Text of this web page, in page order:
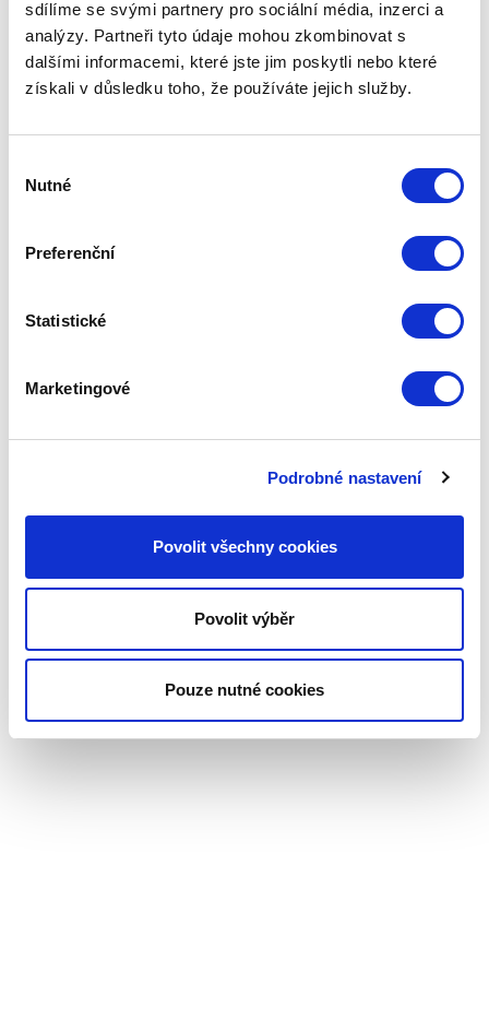
sdílíme se svými partnery pro sociální média, inzerci a
analýzy. Partneři tyto údaje mohou zkombinovat s
dalšími informacemi, které jste jim poskytli nebo které
získali v důsledku toho, že používáte jejich služby.
souhlasu
Nutné
Preferenční
Statistické
Marketingové
Podrobné nastavení
Povolit všechny cookies
Povolit výběr
Pouze nutné cookies